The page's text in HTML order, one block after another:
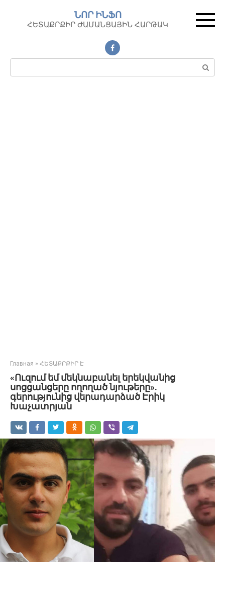
контенту
ՆՈՐ ԻՆՖՈ
ՀԵՏԱՔՐՔԻՐ ԺԱՄԱՆՑԱՅԻՆ ՀԱՐԹԱԿ
Поиск:
Главная » ՀԵՏԱՔՐՔԻՐ Է
«Ուզում եմ մեկնաբանել երեկվանից
սոցցանցերը ողողած նյութերը».
գերությունից վերադարձած Էրիկ
Խաչատրյան